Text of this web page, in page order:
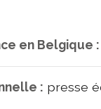
en Belgique :
: presse